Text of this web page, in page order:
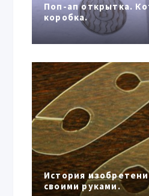
Поп-ап открытка.
коробка.
История
своими руками.